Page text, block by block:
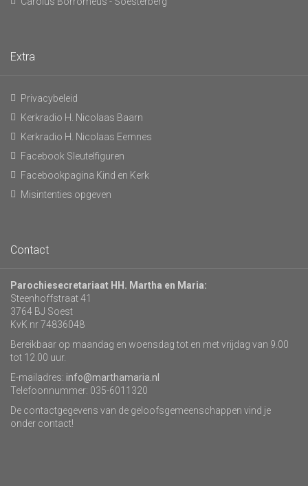
Extra
Privacybeleid
Kerkradio H. Nicolaas Baarn
Kerkradio H. Nicolaas Eemnes
Facebook Sleutelfiguren
Facebookpagina Kind en Kerk
Misintenties opgeven
Contact
Parochiesecretariaat HH. Martha en Maria:
Steenhoffstraat 41
3764 BJ Soest
KvK nr 74836048
Bereikbaar op maandag en woensdag tot en met vrijdag van 9.00
tot 12.00 uur.
E-mailadres: info@marthamaria.nl
Telefoonnummer: 035-6011320
De contactgegevens van de geloofsgemeenschappen vind je
onder contact!